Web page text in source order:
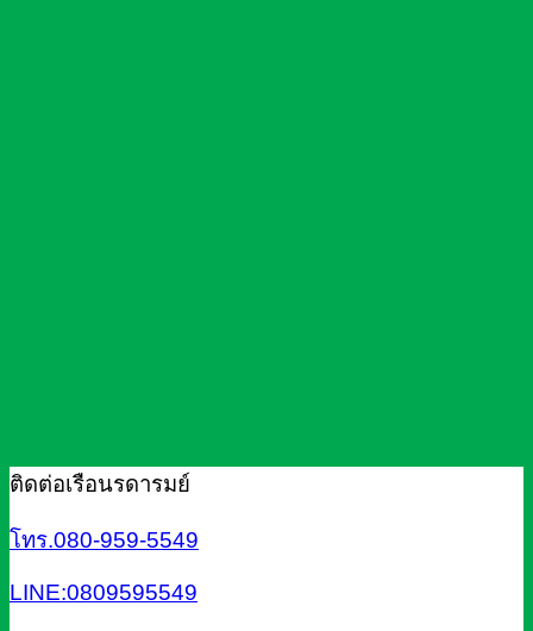
ติดต่อเรือนรดารมย์
โทร.080-959-5549
LINE:0809595549